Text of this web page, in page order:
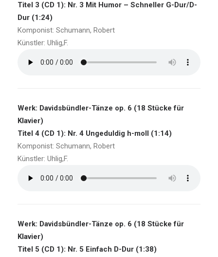
Titel 3 (CD 1): Nr. 3 Mit Humor – Schneller G-Dur/D-
Dur (1:24)
Komponist: Schumann, Robert
Künstler: Uhlig,F.
Werk: Davidsbündler-Tänze op. 6 (18 Stücke für
Klavier)
Titel 4 (CD 1): Nr. 4 Ungeduldig h-moll (1:14)
Komponist: Schumann, Robert
Künstler: Uhlig,F.
Werk: Davidsbündler-Tänze op. 6 (18 Stücke für
Klavier)
Titel 5 (CD 1): Nr. 5 Einfach D-Dur (1:38)